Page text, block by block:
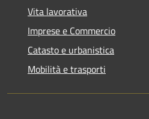
Vita lavorativa
Imprese e Commercio
Catasto e urbanistica
Mobilità e trasporti